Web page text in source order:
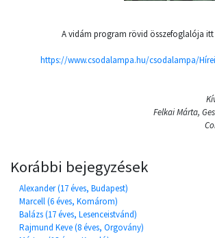
A vidám program rövid összefoglalója
https://www.csodalampa.hu/csodalampa/
Felkai Márta,
Korábbi bejegyzések
Alexander (17 éves, Budapest)
Marcell (6 éves, Komárom)
Balázs (17 éves, Lesenceistvánd)
Rajmund Keve (8 éves, Orgovány)